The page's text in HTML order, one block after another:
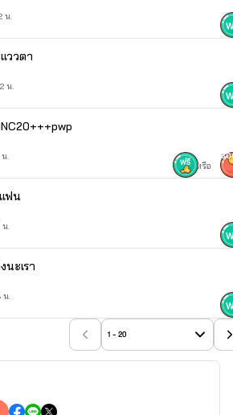
น.
ววตา
น.
น.
หรือ
ฟน
น.
นะเรา
น.
1 - 20